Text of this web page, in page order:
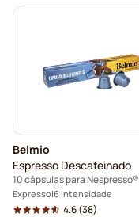
Belmio
Espresso Descafeinado
10 cápsulas para Nespresso®
Expresso 6 Intensidade
4.6(38)